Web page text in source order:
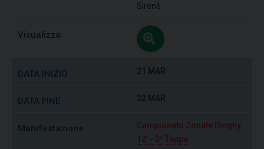
Sirenè
21 MAR
22 MAR
Campionato Zonale Dinghy
12' - 2^ Tappa